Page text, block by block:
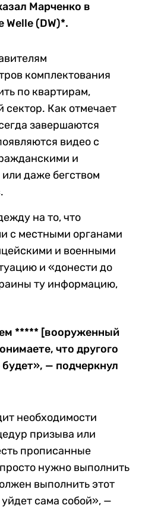
Марченко в
(DW)*.
комплектования
по квартирам,
сектор. Как отмечает
завершаются
видео с
и
даже бегством
на то, что
с местными органами
и военными
и «донести до
ту информацию,
***** [вооруженный
что другого
— подчеркнул
необходимости
призыва или
прописанные
нужно выполнить
выполнить этот
сама собой», —